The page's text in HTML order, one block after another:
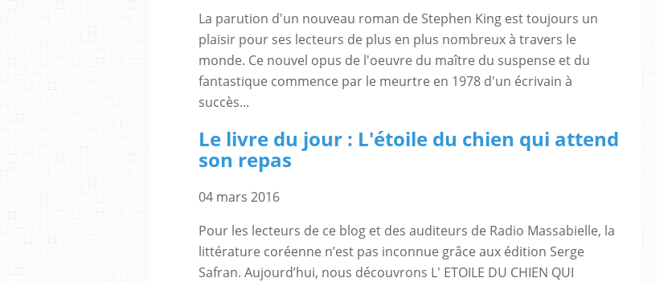
La parution d'un nouveau roman de Stephen King est toujours un
plaisir pour ses lecteurs de plus en plus nombreux à travers le
monde. Ce nouvel opus de l'oeuvre du maître du suspense et du
fantastique commence par le meurtre en 1978 d'un écrivain à
succès...
Le livre du jour : L'étoile du chien qui attend
son repas
04 mars 2016
Pour les lecteurs de ce blog et des auditeurs de Radio Massabielle, la
littérature coréenne n’est pas inconnue grâce aux édition Serge
Safran. Aujourd’hui, nous découvrons L' ETOILE DU CHIEN QUI